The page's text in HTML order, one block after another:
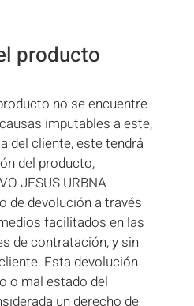
producto
no se encuentre
imputables a este,
del cliente, este tendrá
del producto,
JESUS URBNA
de devolución a través
facilitados en las
de contratación, y sin
Esta devolución
o mal estado del
un derecho de